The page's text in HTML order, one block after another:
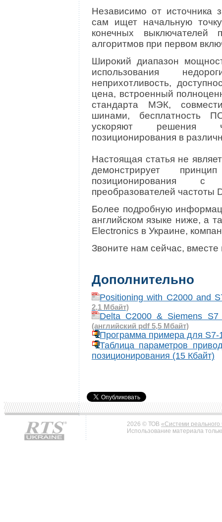
Независимо от источника
сам ищет начальную
конечных
алгоритмов при первом
Широкий диапазон
использования
неприхотливость,
цена, встроенный
стандарта МЭК,
шинами, бесплатность
ускоряют решения
позиционирования в
Настоящая статья не
демонстрирует
позиционирования
преобразователей частоты
Более подробную
английском языке ниже, а
Electronics в Украине,
Звоните нам сейчас,
Дополнительно
Positioning with C2000 and
2,1 Мбайт)
Delta C2000 & Siemens S7
(английский pdf 5,5 Мбайт)
Программа примера для S7-
Таблица параметров
позиционирования (15 Кбайт)
2026 © ТОВ «Системи реального
Использование материала